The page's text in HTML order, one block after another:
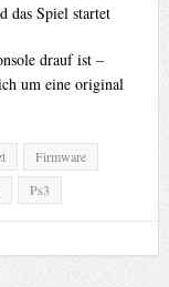
das Spiel startet
drauf ist –
um eine original
Firmware
Ps3